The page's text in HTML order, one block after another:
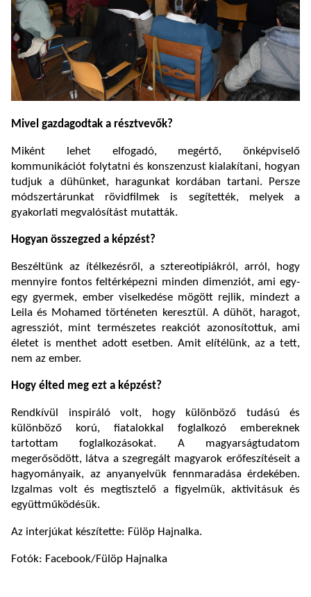
Mivel gazdagodtak a résztvevők?
Miként lehet elfogadó, megértő, önképviselő
kommunikációt folytatni és konszenzust kialakítani, hogyan
tudjuk a dühünket, haragunkat kordában tartani. Persze
módszertárunkat rövidfilmek is segítették, melyek a
gyakorlati megvalósítást mutatták.
Hogyan összegzed a képzést?
Beszéltünk az ítélkezésről, a sztereotípiákról, arról, hogy
mennyire fontos feltérképezni minden dimenziót, ami egy-
egy gyermek, ember viselkedése mögött rejlik, mindezt a
Leila és Mohamed történeten keresztül. A dühöt, haragot,
agressziót, mint természetes reakciót azonosítottuk, ami
életet is menthet adott esetben. Amit elítélünk, az a tett,
nem az ember.
Hogy élted meg ezt a képzést?
Rendkívül inspiráló volt, hogy különböző tudású és
különböző korú, fiatalokkal foglalkozó embereknek
tartottam foglalkozásokat. A magyarságtudatom
megerősödött, látva a szegregált magyarok erőfeszítéseit a
hagyományaik, az anyanyelvük fennmaradása érdekében.
Izgalmas volt és megtisztelő a figyelmük, aktivitásuk és
együttműködésük.
Az interjúkat készítette: Fülöp Hajnalka.
Fotók: Facebook/Fülöp Hajnalka